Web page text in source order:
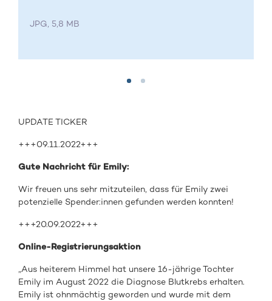
JPG, 5,8 MB
UPDATE TICKER
+++09.11.2022+++
Gute Nachricht für Emily:
Wir freuen uns sehr mitzuteilen, dass für Emily zwei
potenzielle Spender:innen gefunden werden konnten!
+++20.09.2022+++
Online-Registrierungsaktion
„Aus heiterem Himmel hat unsere 16-jährige Tochter
Emily im August 2022 die Diagnose Blutkrebs erhalten.
Emily ist ohnmächtig geworden und wurde mit dem